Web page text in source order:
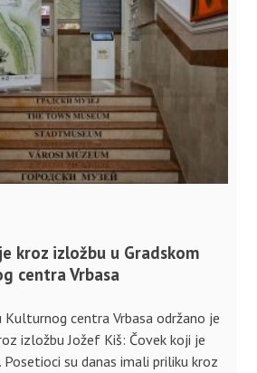
kroz izložbu u Gradskom
centra Vrbasa
Kulturnog centra Vrbasa održano je
izložbu Jožef Kiš: Čovek koji je
su danas imali priliku kroz